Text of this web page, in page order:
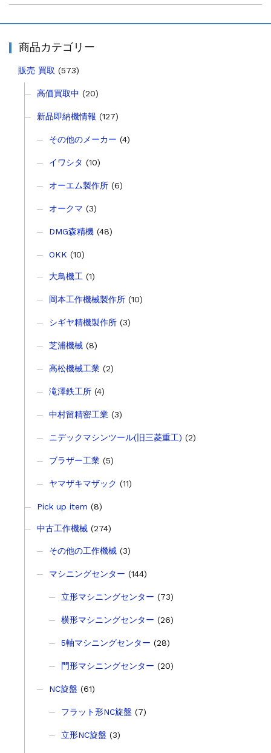
立形マシニングセンター
2026.4.28
ホーコス 4軸マシニングセンター NJ5...
森精機 立形マシニングセンター NV50...
立形マシニングセンター
森精機 立形マシニングセンター NV50...
商品カテゴリー
販売 買取 (573)
高価買取中 (20)
新品即納機情報 (127)
その他のメーカー (4)
イワシタ (10)
オーエム製作所(6)
オークマ (3)
DMG森精機(48)
OKK (10)
大鳥機工 (1)
岡本工作機械製作所(10)
シギヤ精機製作所(3)
芝浦機械(8)
高松機械工業(2)
滝澤鉄工所(4)
中村留精密工業(3)
ニデックマシンツール(旧三菱重工) (2)
ブラザー工業(5)
ヤマザキマザック (11)
Pick up item (8)
中古工作機械(274)
その他の工作機械(3)
マシニングセンター (144)
立形マシニングセンター (73)
横形マシニングセンター (26)
5軸マシニングセンター (28)
門形マシニングセンター (20)
NC旋盤 (61)
フラット形NC旋盤 (7)
立形NC旋盤 (3)